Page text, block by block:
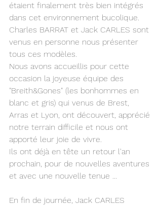
étaient finalement très bien intégrés
dans cet environnement bucolique.
Charles BARRAT et Jack CARLES sont
venus en personne nous présenter
tous ces modèles.
Nous avons accueillis pour cette
occasion la joyeuse équipe des
"Breith&Gones" (les bonhommes en
blanc et gris) qui venus de Brest,
Arras et Lyon, ont découvert, apprécié
notre terrain difficile et nous ont
apporté leur joie de vivre.
Ils ont déjà en tête un retour l'an
prochain, pour de nouvelles aventures
et avec une nouvelle tenue ...
En fin de journée, Jack CARLES